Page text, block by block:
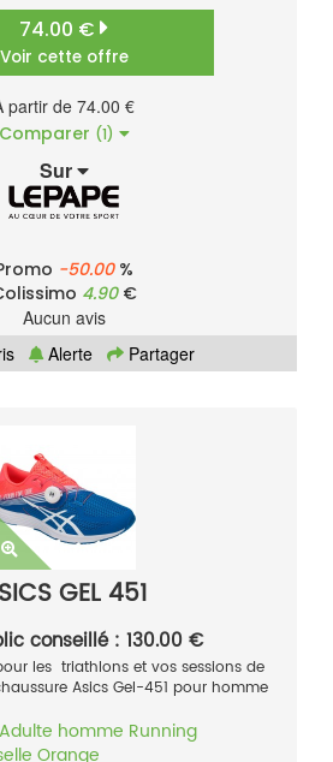
74.00 €
Voir cette offre
partir de 74.00 €
Comparer (1)
Sur
-50.00%
4.90€
Aucun avis
Alerte Partager
GEL 451
conseillé : 130.00 €
les triathlons et vos sessions de
Asics Gel-451 pour homme
Adulte homme Running
Orange